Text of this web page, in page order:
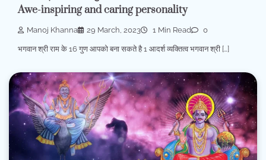
Awe-inspiring and caring personality
Manoj Khanna 29 March, 2023 1 Min Read 0
भगवान श्री राम के 16 गुण आपको बना सकते है 1 आदर्श व्यक्तित्व भगवान श्री […]